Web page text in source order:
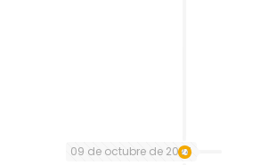
09 de octubre de 2024